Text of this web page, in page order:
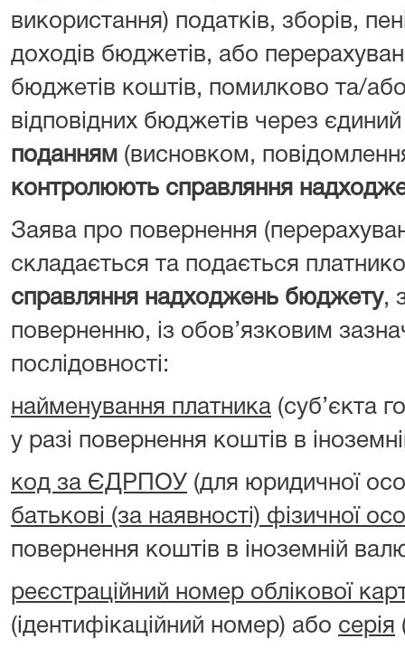
використання) податків, зборів,
доходів бюджетів, або
бюджетів коштів, помилково та/
відповідних бюджетів через
поданням (висновком,
контролюють справляння
Заява про повернення
складається та подається
справляння надходжень бюджету,
поверненню, із обов’язковим
послідовності:
найменування платника (суб’єкта
у разі повернення коштів в
код за ЄДРПОУ (для юридичної
батькові (за наявності) фізичної
повернення коштів в іноземній
реєстраційний номер облікової
(ідентифікаційний номер) або серія